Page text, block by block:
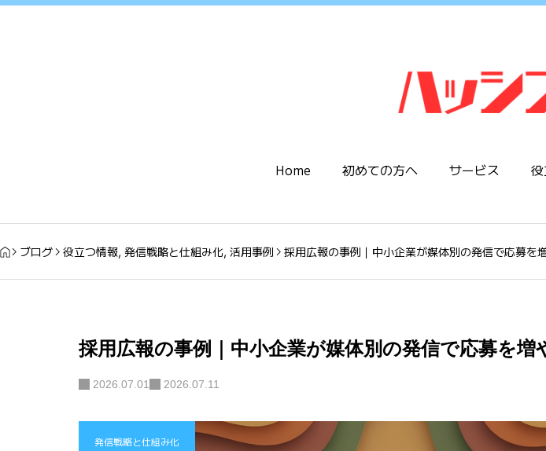
Home 初めての方へ サービス
ブログ 役立つ情報, 発信戦略と仕組み化, 活用事例 採用広報の事例｜中小企業が媒体別の発信で応募を
採用広報の事例｜中小企業が媒体別の発信で応募を増
2026.07.01 2026.07.11
発信戦略と仕組み化